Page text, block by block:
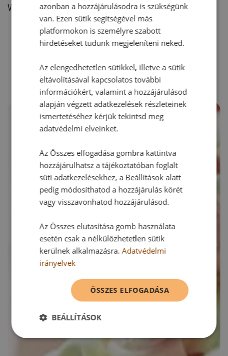
Vélemény írásához, kérjük,jelentkezz be!
RECEPTAJÁNLÓ
azonban a hozzájárulásodra is szükségünk
van. Ezen sütik segítségével más
platformokon is személyre szabott
hirdetéseket tudunk megjeleníteni neked.
Az elengedhetetlen sütikkel, illetve a sütik
eltávolításával kapcsolatos további
információkért, valamint a hozzájárulásod
alapján végzett adatkezelések részleteinek
ismertetéséhez kérjük tekintsd meg
adatvédelmi elveinket.
Az Összes elfogadása gombra kattintva
hozzájárulhatsz a tájékoztatóban foglalt
süti adatkezelésekhez, a Beállítások alatt
pedig módosíthatod a hozzájárulás körét
vagy visszavonhatod hozzájárulásod.
Az Összes elutasítása gomb használata
esetén csak a nélkülözhetetlen sütik
kerülnek alkalmazásra.Adatvédelmi
irányelvek
ÖSSZES ELFOGADÁSA
BEÁLLÍTÁSOK